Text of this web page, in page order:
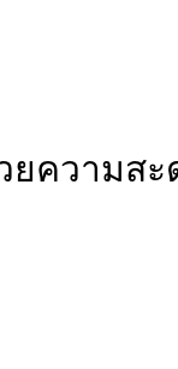
ความส